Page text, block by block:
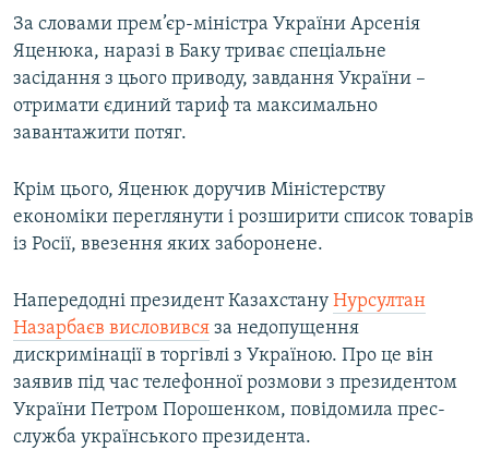
За словами прем’єр-міністра України Арсенія
Яценюка, наразі в Баку триває спеціальне
засідання з цього приводу, завдання України –
отримати єдиний тариф та максимально
завантажити потяг.
Крім цього, Яценюк доручив Міністерству
економіки переглянути і розширити список товарів
із Росії, ввезення яких заборонене.
Напередодні президент Казахстану Нурсултан
Назарбаєв висловився за недопущення
дискримінації в торгівлі з Україною. Про це він
заявив під час телефонної розмови з президентом
України Петром Порошенком, повідомила прес-
служба українського президента.